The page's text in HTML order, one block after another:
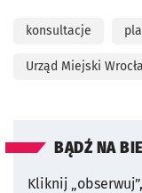
konsultacje
Urząd Miejski
BĄDŹ NA
Kliknij